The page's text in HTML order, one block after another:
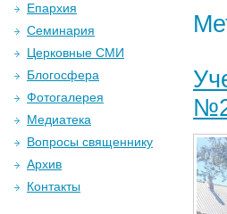
Епархия
Семинария
Церковные СМИ
Блогосфера
Фотогалерея
Медиатека
Вопросы священнику
Архив
Контакты